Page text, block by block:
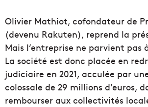
Olivier Mathiot, cofondateur de
(devenu Rakuten), reprend la
Mais l’entreprise ne parvient pas
La société est donc placée en
judiciaire en 2021, acculée par
colossale de 29 millions d’euros,
rembourser aux collectivités